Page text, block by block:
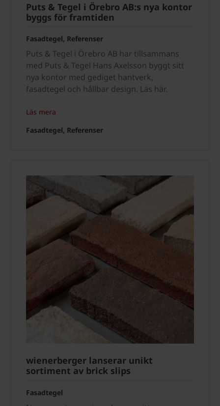
Puts & Tegel i Örebro AB:s nya kontor
byggs för framtiden
Fasadtegel, Referenser
Puts & Tegel i Örebro AB har tillsammans
med Puts & Tegel Hans Axelsson byggt sitt
nya kontor med gediget hantverk,
fasadtegel och hållbar design. Läs här.
Läs mera
Fasadtegel, Referenser
wienerberger lanserar unikt
sortiment av brick slips
Fasadtegel